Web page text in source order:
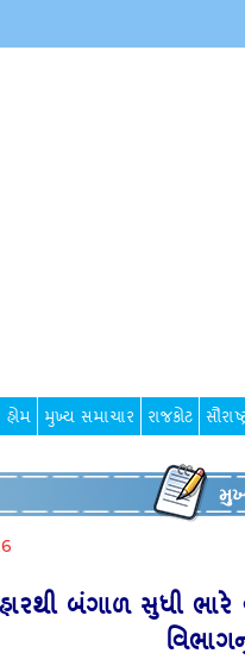
હોમ મુખ્ય સમાચાર રાજકોટ
બંગાળ સુધી